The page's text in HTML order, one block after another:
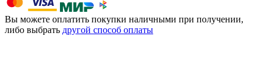
Вы можете оплатить покупки наличными при получении,
либо выбрать другой способ оплаты